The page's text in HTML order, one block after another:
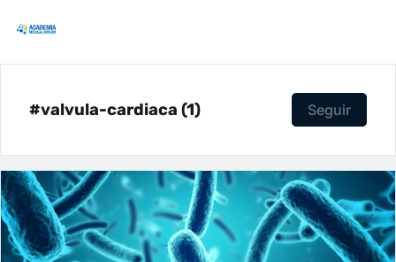
#valvula-cardiaca (1) Seguir